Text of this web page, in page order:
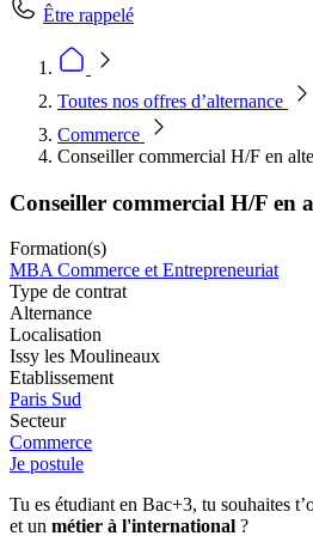
Être rappelé
Toutes nos offres d’alternance
Commerce
Conseiller commercial H/F en
Conseiller commercial H/F en
Formation(s)
MBA Commerce et Entrepreneuriat
Type de contrat
Alternance
Localisation
Issy les Moulineaux
Etablissement
Paris Sud
Secteur
Commerce
Je postule
Tu es étudiant en Bac+3, tu souhaites
et un métier à l'international ?